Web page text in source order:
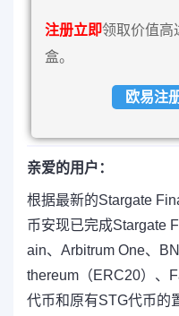
注册立即领取价值高
盒。
欧易注
亲爱的用户：
根据最新的Stargate
币安现已完成Stargate
ain、Arbitrum One、
thereum（ERC20）、
代币和原有STG代币的